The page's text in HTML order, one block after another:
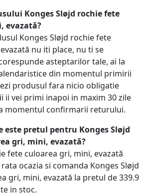
Konges Sløjd rochie fete
evazată?
Konges Sløjd rochie fete
nu iti place, nu ti se
asteptarilor tale, ai la
din momentul primirii
produsul fara nicio obligatie
ii vei primi inapoi in maxim 30 zile
momentul confirmarii returului.
este pretul pentru Konges Sløjd
gri, mini, evazată?
fete culoarea gri, mini, evazată
ocazia si comanda Konges Sløjd
gri, mini, evazată la pretul de 339.9
in stoc.